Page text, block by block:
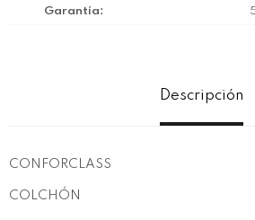
Garantía
Descripción
CONFORCLASS
COLCHÓN